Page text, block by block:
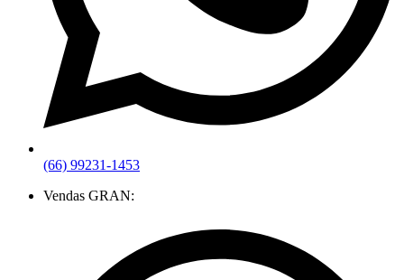
(66) 99231-1453
Vendas GRAN: